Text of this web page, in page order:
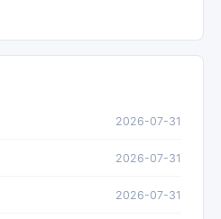
2026-07-31
2026-07-31
2026-07-31